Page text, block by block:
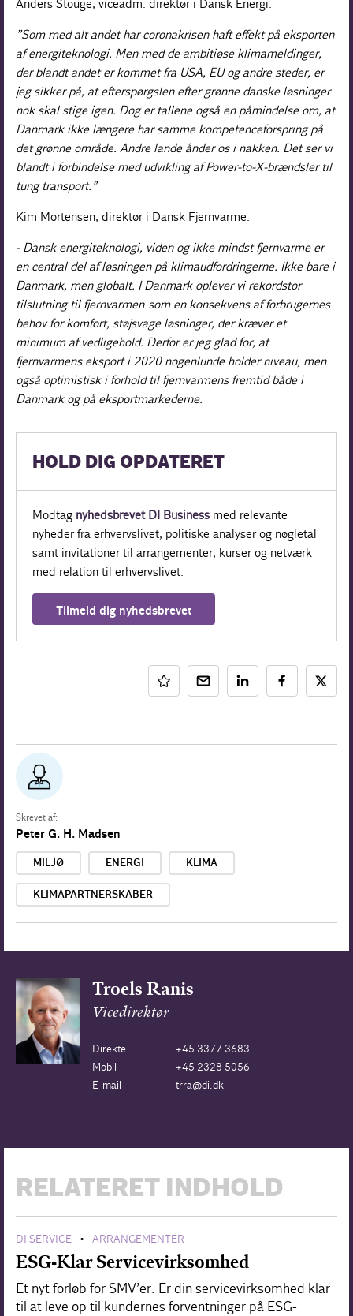
Anders Stouge, viceadm. direktør i Dansk Energi:
”Som med alt andet har coronakrisen haft effekt på eksporten
af energiteknologi. Men med de ambitiøse klimameldinger,
der blandt andet er kommet fra USA, EU og andre steder, er
jeg sikker på, at efterspørgslen efter grønne danske løsninger
nok skal stige igen. Dog er tallene også en påmindelse om, at
Danmark ikke længere har samme kompetenceforspring på
det grønne område. Andre lande ånder os i nakken. Det ser vi
blandt i forbindelse med udvikling af Power-to-X-brændsler til
tung transport.”
Kim Mortensen, direktør i Dansk Fjernvarme:
- Dansk energiteknologi, viden og ikke mindst fjernvarme er
en central del af løsningen på klimaudfordringerne. Ikke bare i
Danmark, men globalt. I Danmark oplever vi rekordstor
tilslutning til fjernvarmen som en konsekvens af forbrugernes
behov for komfort, støjsvage løsninger, der kræver et
minimum af vedligehold. Derfor er jeg glad for, at
fjernvarmens eksport i 2020 nogenlunde holder niveau, men
også optimistisk i forhold til fjernvarmens fremtid både i
Danmark og på eksportmarkederne.
HOLD DIG OPDATERET
Modtag nyhedsbrevet DI Business med relevante
nyheder fra erhvervslivet, politiske analyser og nøgletal
samt invitationer til arrangementer, kurser og netværk
med relation til erhvervslivet.
Tilmeld dig nyhedsbrevet
Skrevet af:
Peter G. H. Madsen
MILJØ ENERGI KLIMA
KLIMAPARTNERSKABER
Troels Ranis
Vicedirektør
Direkte
+45 3377 3683
Mobil
+45 2328 5056
E-mail
trra@di.dk
RELATERET INDHOLD
DI SERVICE • ARRANGEMENTER
ESG-Klar Servicevirksomhed
Et nyt forløb for SMV’er. Er din servicevirksomhed klar
til at leve op til kundernes forventninger på ESG-